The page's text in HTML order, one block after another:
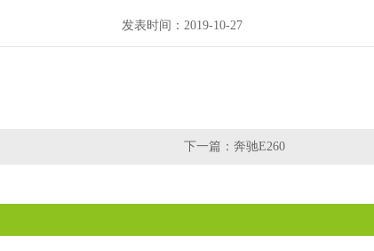
发表时间：2019-10-27
下一篇： 奔驰E260